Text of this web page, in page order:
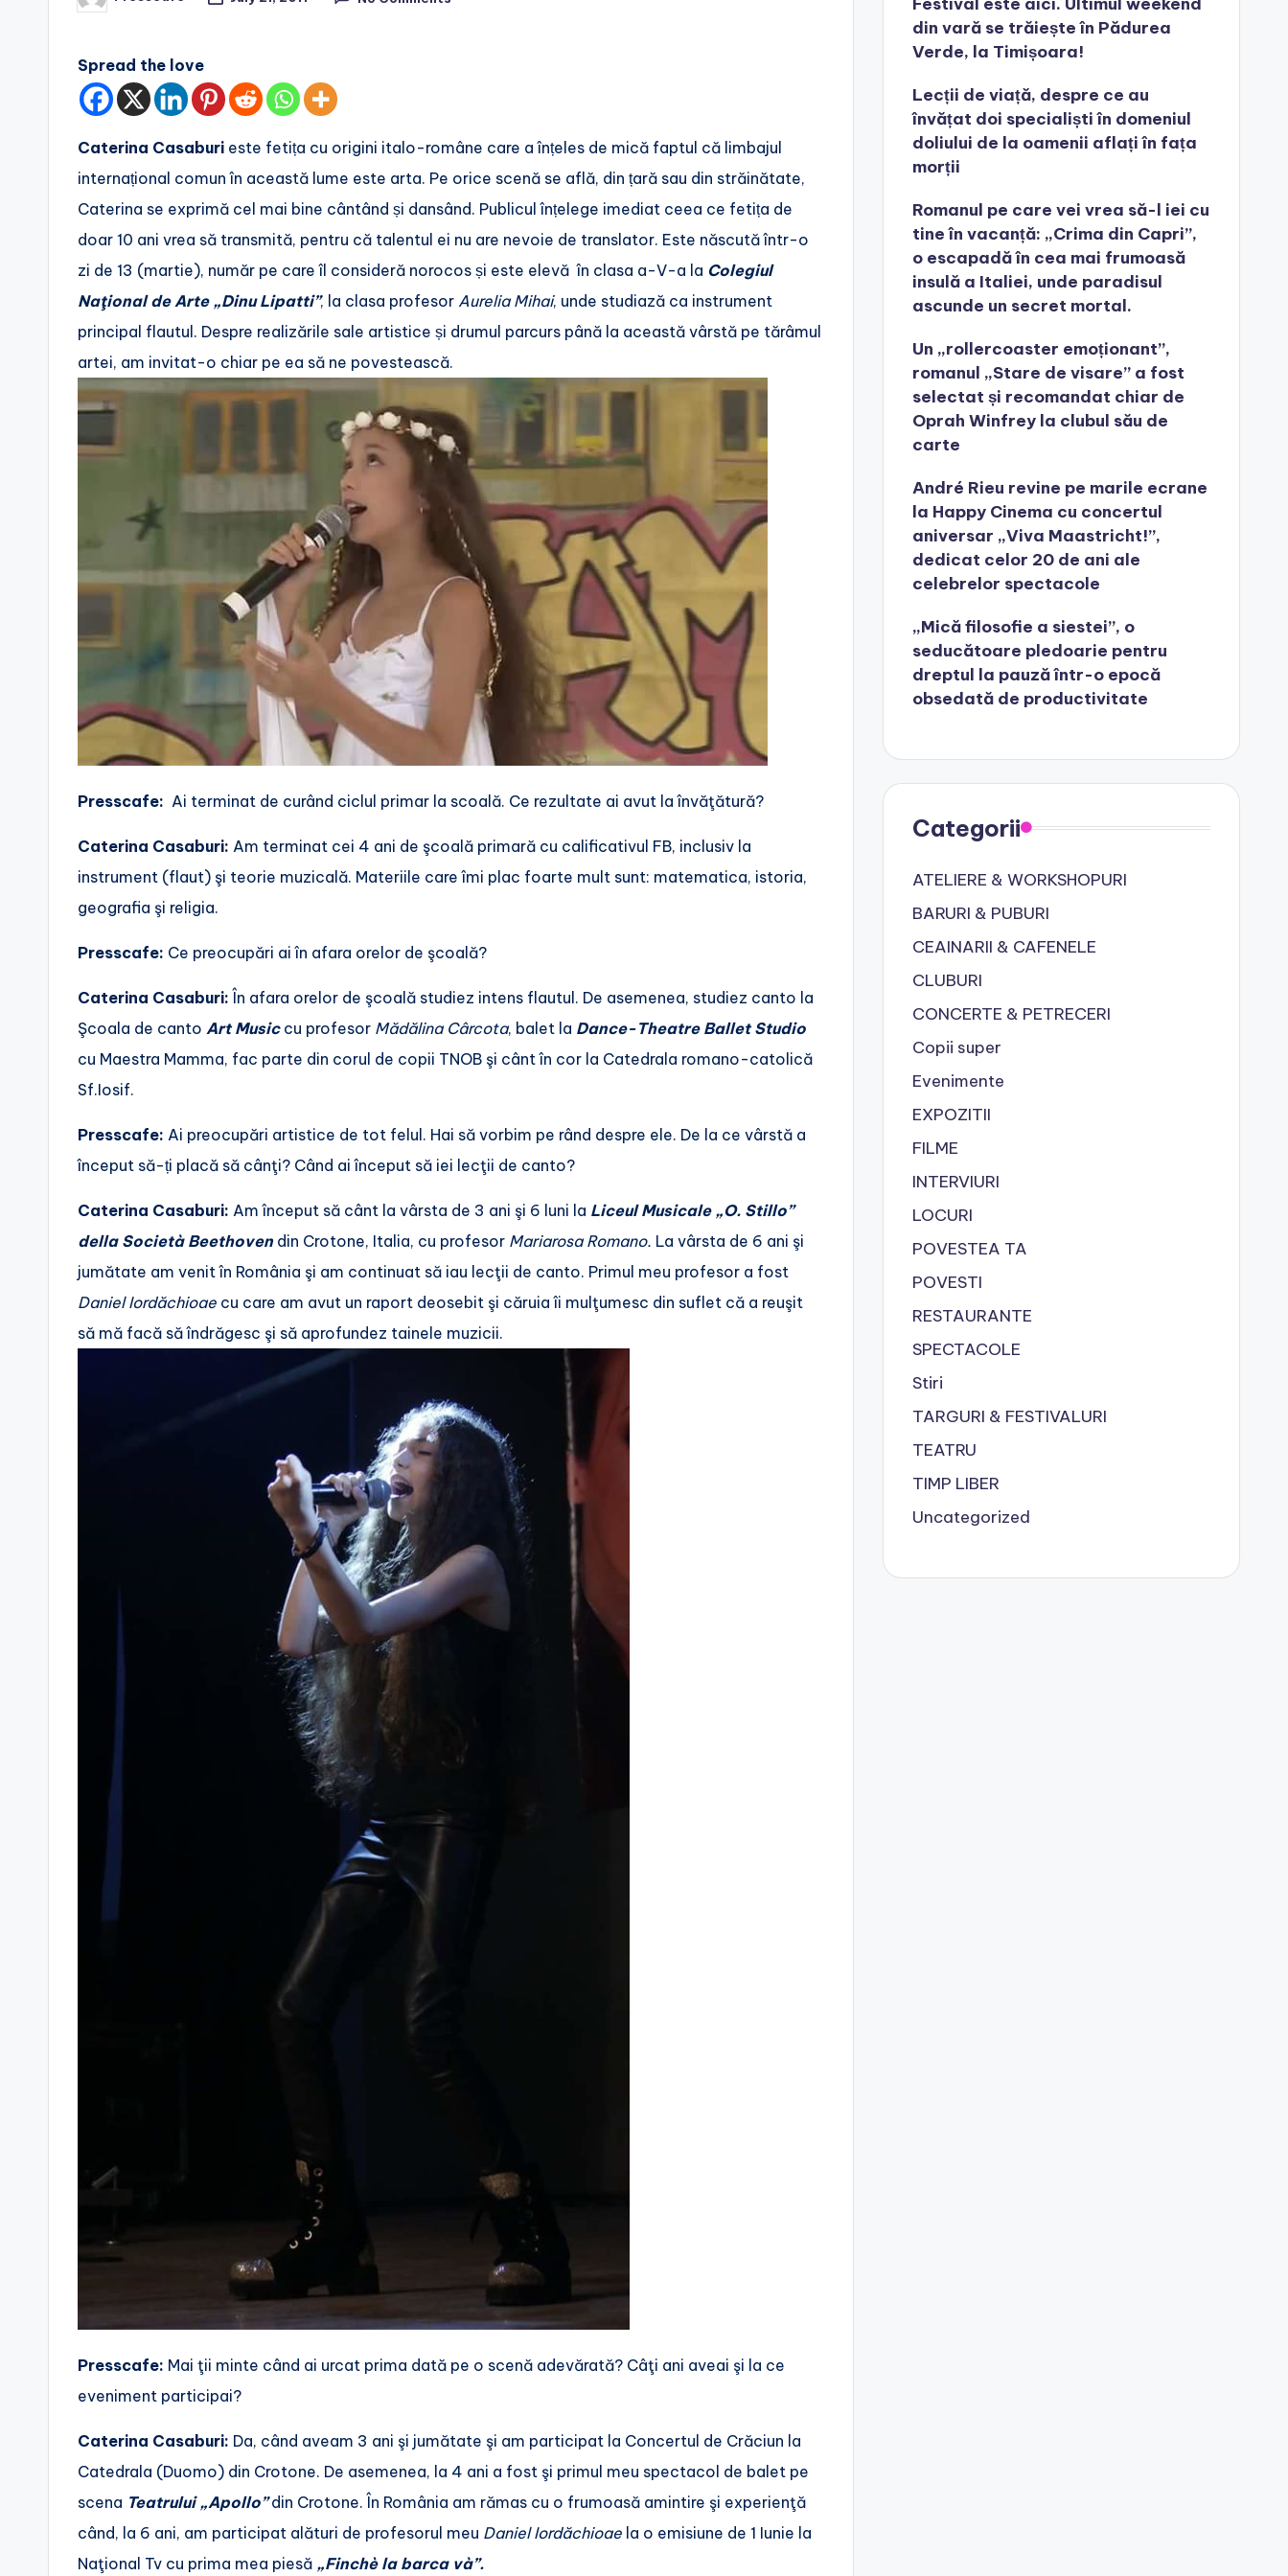
by
Spread the love
Caterina Casaburi este fetița cu origini italo-române care a înțeles de mică faptul că limbajul
internațional comun în această lume este arta. Pe orice scenă se află, din țară sau din străinătate,
Caterina se exprimă cel mai bine cântând și dansând. Publicul înțelege imediat ceea ce fetița de
doar 10 ani vrea să transmită, pentru că talentul ei nu are nevoie de translator. Este născută într-o
zi de 13 (martie), număr pe care îl consideră norocos și este elevă în clasa a-V-a la Colegiul
Naţional de Arte „Dinu Lipatti”, la clasa profesor Aurelia Mihai, unde studiază ca instrument
principal flautul. Despre realizările sale artistice și drumul parcurs până la această vârstă pe tărâmul
artei, am invitat-o chiar pe ea să ne povestească.
Presscafe: Ai terminat de curând ciclul primar la scoală. Ce rezultate ai avut la învăţătură?
Caterina Casaburi: Am terminat cei 4 ani de şcoală primară cu calificativul FB, inclusiv la
instrument (flaut) şi teorie muzicală. Materiile care îmi plac foarte mult sunt: matematica, istoria,
geografia şi religia.
Presscafe: Ce preocupări ai în afara orelor de şcoală?
Caterina Casaburi: În afara orelor de şcoală studiez intens flautul. De asemenea, studiez canto la
Şcoala de canto Art Music cu profesor Mădălina Cârcota, balet la Dance-Theatre Ballet Studio
cu Maestra Mamma, fac parte din corul de copii TNOB şi cânt în cor la Catedrala romano-catolică
Sf.Iosif.
Presscafe: Ai preocupări artistice de tot felul. Hai să vorbim pe rând despre ele. De la ce vârstă a
început să-ți placă să cânţi? Când ai început să iei lecţii de canto?
Caterina Casaburi: Am început să cânt la vârsta de 3 ani şi 6 luni la Liceul Musicale „O. Stillo”
della Società Beethovendin Crotone, Italia, cu profesor Mariarosa Romano. La vârsta de 6 ani şi
jumătate am venit în România şi am continuat să iau lecţii de canto. Primul meu profesor a fost
Daniel Iordăchioae cu care am avut un raport deosebit şi căruia îi mulţumesc din suflet că a reuşit
să mă facă să îndrăgesc şi să aprofundez tainele muzicii.
Presscafe: Mai ţii minte când ai urcat prima dată pe o scenă adevărată? Câţi ani aveai şi la ce
eveniment participai?
Caterina Casaburi: Da, când aveam 3 ani şi jumătate şi am participat la Concertul de Crăciun la
Catedrala (Duomo) din Crotone. De asemenea, la 4 ani a fost şi primul meu spectacol de balet pe
scena Teatrului „Apollo”din Crotone. În România am rămas cu o frumoasă amintire şi experienţă
când, la 6 ani, am participat alături de profesorul meu Daniel Iordăchioae la o emisiune de 1 Iunie la
Naţional Tv cu prima mea piesă „Finchè la barca và”.
din vară se trăiește în Pădurea
Verde, la Timișoara!
Lecții de viață, despre ce au
învățat doi specialiști în domeniul
doliului de la oamenii aflați în fața
morții
Romanul pe care vei vrea să-l iei cu
tine în vacanță: „Crima din Capri”,
o escapadă în cea mai frumoasă
insulă a Italiei, unde paradisul
ascunde un secret mortal.
Un „rollercoaster emoționant”,
romanul „Stare de visare” a fost
selectat și recomandat chiar de
Oprah Winfrey la clubul său de
carte
André Rieu revine pe marile ecrane
la Happy Cinema cu concertul
aniversar „Viva Maastricht!”,
dedicat celor 20 de ani ale
celebrelor spectacole
„Mică filosofie a siestei”, o
seducătoare pledoarie pentru
dreptul la pauză într-o epocă
obsedată de productivitate
Categorii
ATELIERE & WORKSHOPURI
BARURI & PUBURI
CEAINARII & CAFENELE
CLUBURI
CONCERTE & PETRECERI
Copii super
Evenimente
EXPOZITII
FILME
INTERVIURI
LOCURI
POVESTEA TA
POVESTI
RESTAURANTE
SPECTACOLE
Stiri
TARGURI & FESTIVALURI
TEATRU
TIMP LIBER
Uncategorized